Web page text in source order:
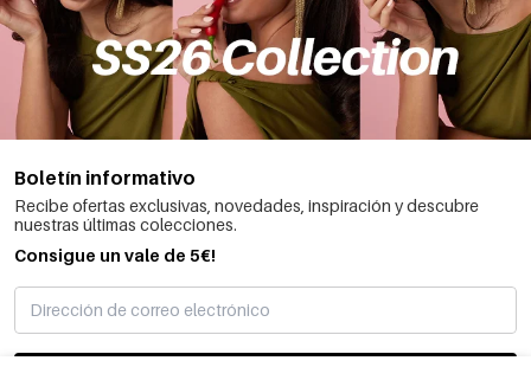
Boletín informativo
Recibe ofertas exclusivas, novedades, inspiración y descubre
nuestras últimas colecciones.
Consigue un vale de 5€!